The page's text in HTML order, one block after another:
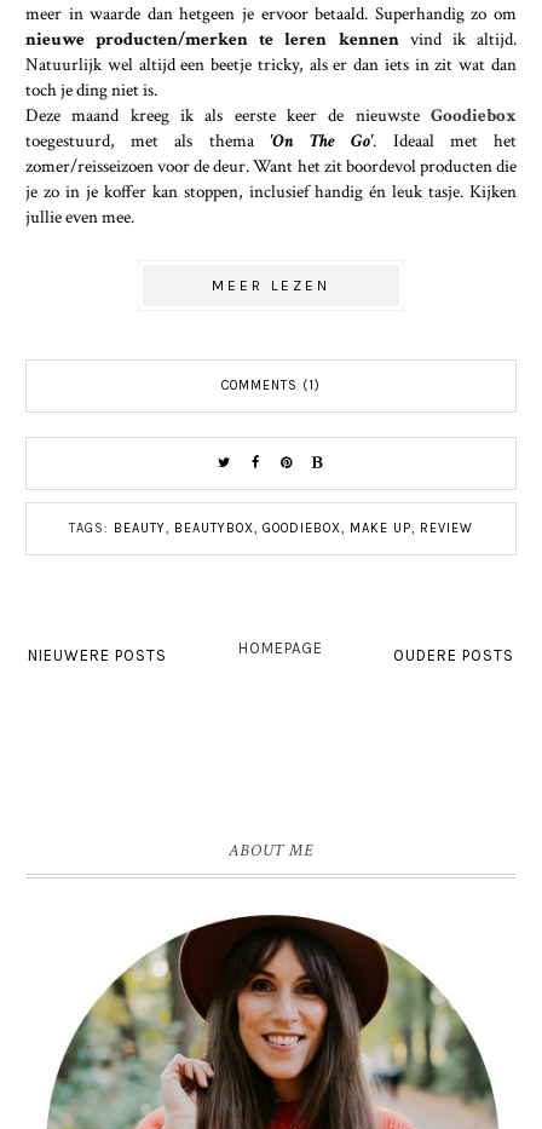
meer in waarde dan hetgeen je ervoor betaald. Superhandig zo om
nieuwe producten/merken te leren kennen vind ik altijd.
Natuurlijk wel altijd een beetje tricky, als er dan iets in zit wat dan
toch je ding niet is.
Deze maand kreeg ik als eerste keer de nieuwste Goodiebox
toegestuurd, met als thema'On The Go'. Ideaal met het
zomer/reisseizoen voor de deur. Want het zit boordevol producten die
je zo in je koffer kan stoppen, inclusief handig én leuk tasje. Kijken
jullie even mee.
MEER LEZEN
COMMENTS (1)
TAGS: BEAUTY, BEAUTYBOX, GOODIEBOX, MAKE UP, REVIEW
NIEUWERE POSTS OUDERE POSTS
HOMEPAGE
ABOUT ME